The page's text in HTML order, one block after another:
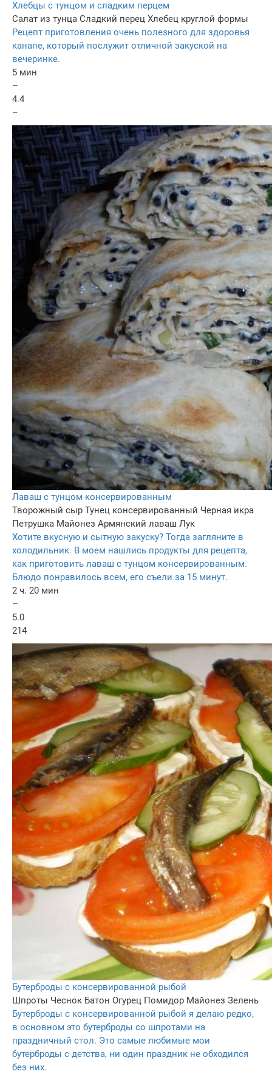
Хлебцы с тунцом и сладким перцем
Салат из тунца Сладкий перец Хлебец круглой формы
Рецепт приготовления очень полезного для здоровья
канапе, который послужит отличной закуской на
вечеринке.
5 мин
–
4.4
–
Лаваш с тунцом консервированным
Творожный сыр Тунец консервированный Черная икра
Петрушка Майонез Армянский лаваш Лук
Хотите вкусную и сытную закуску? Тогда загляните в
холодильник. В моем нашлись продукты для рецепта,
как приготовить лаваш с тунцом консервированным.
Блюдо понравилось всем, его съели за 15 минут.
2 ч. 20 мин
–
5.0
214
Бутерброды с консервированной рыбой
Шпроты Чеснок Батон Огурец Помидор Майонез Зелень
Бутерброды с консервированной рыбой я делаю редко,
в основном это бутерброды со шпротами на
праздничный стол. Это самые любимые мои
бутерброды с детства, ни один праздник не обходился
без них.